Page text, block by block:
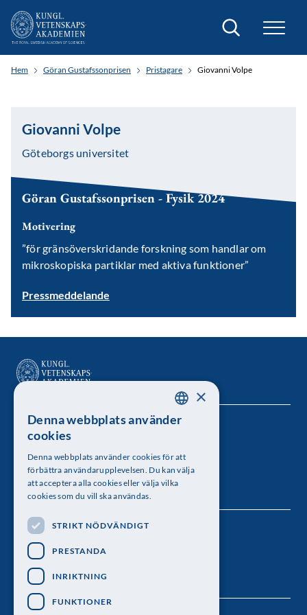
Sök
Hem Göran Gustafssonprisen Pristagare Giovanni Volpe
Giovanni Volpe
Göteborgs universitet
Göran Gustafssonprisen - Fysik 2024
Motivering
”för gränsöverskridande forskning som handlar om
mikroskopiska partiklar med aktiva funktioner”
Pressmeddelande
Kungl. Vetenskapsakademien
Besöksadress: Lilla Frescativägen 4A
Telefon: 08-673 95 00
Följ oss
SWEDISH
×
Denna webbplats använder
cookies
Denna webbplats använder cookies för att
förbättra användarupplevelsen. Du kan välja
att acceptera alla cookies eller välja vilka
cookies som du vill ska användas.
STRIKT NÖDVÄNDIGT
PRESTANDA
INRIKTNING
FUNKTIONER